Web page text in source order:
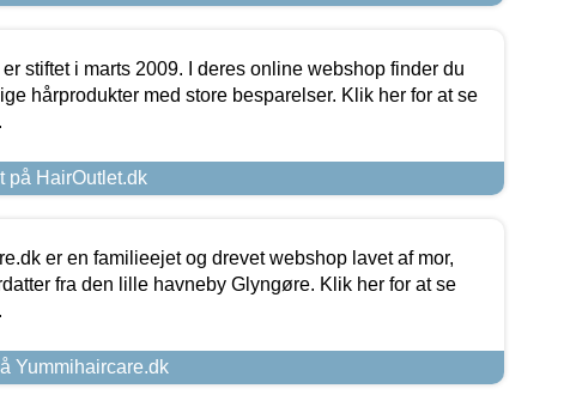
stiftet i marts 2009. I deres online webshop finder du
hårprodukter med store besparelser. Klik her for at se
på HairOutlet.dk
er en familieejet og drevet webshop lavet af mor,
fra den lille havneby Glyngøre. Klik her for at se
Yummihaircare.dk